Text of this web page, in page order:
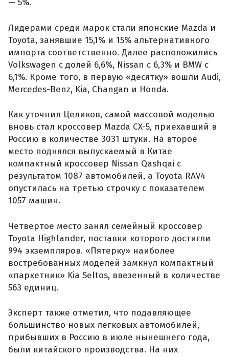
— 5%.
Лидерами среди марок стали японские Mazda и
Toyota, занявшие 15,1% и 15% альтернативного
импорта соответственно. Далее расположились
Volkswagen с долей 6,6%, Nissan с 6,3% и BMW с
6,1%. Кроме того, в первую «десятку» вошли Audi,
Mercedes-Benz, Kia, Changan и Honda.
Как уточнил Целиков, самой массовой моделью
вновь стал кроссовер Mazda CX-5, приехавший в
Россию в количестве 3031 штуки. На второе
место поднялся выпускаемый в Китае
компактный кроссовер Nissan Qashqai с
результатом 1087 автомобилей, а Toyota RAV4
опустилась на третью строчку с показателем
1057 машин.
Четвертое место занял семейный кроссовер
Toyota Highlander, поставки которого достигли
994 экземпляров. «Пятерку» наиболее
востребованных моделей замкнул компактный
«паркетник» Kia Seltos, ввезенный в количестве
563 единиц.
Эксперт также отметил, что подавляющее
большинство новых легковых автомобилей,
прибывших в Россию в июле нынешнего года,
были китайского производства. На них